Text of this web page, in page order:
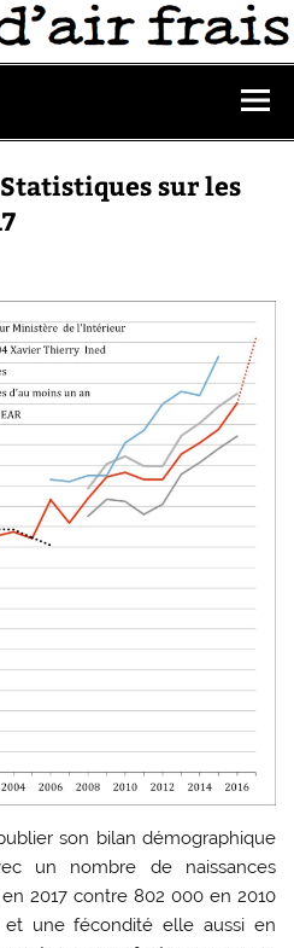
sur les
son bilan démographique
un nombre de naissances
2017 contre 802 000 en 2010
et une fécondité elle aussi en